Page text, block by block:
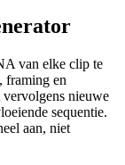
van elke clip te
framing en
nieuwe
sequentie.
aan, niet